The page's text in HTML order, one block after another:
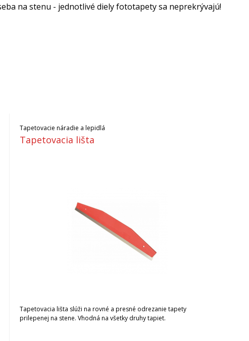
na stenu - jednotlivé diely fototapety sa neprekrývajú!
Tapetovacie náradie a lepidlá
Tapetovacia lišta
Tapetovacia lišta slúži na rovné a presné odrezanie tapety
prilepenej na stene. Vhodná na všetky druhy tapiet.